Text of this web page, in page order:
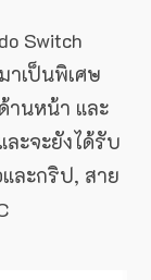
Switch
าเป็นพิเศษ
านหน้า และ
ะจะยังได้รับ
ละกริป, สาย